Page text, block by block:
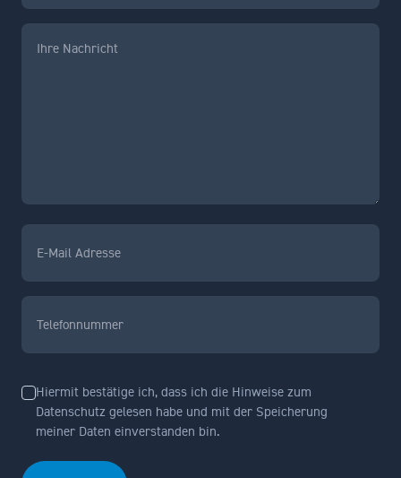
Ihre
Nachricht
E-
Mail
Adresse
(erforderlich)
Telefonnummer
(erforderlich)
Ohne
Titel
(erforderlich)
Hiermit bestätige ich, dass ich die Hinweise zum
Datenschutz gelesen habe und mit der Speicherung
meiner Daten einverstanden bin.